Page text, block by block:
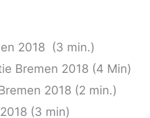
2018 (3 min.)
Bre­men 2018 (4 Min)
2018 (2 min.)
(3 min)